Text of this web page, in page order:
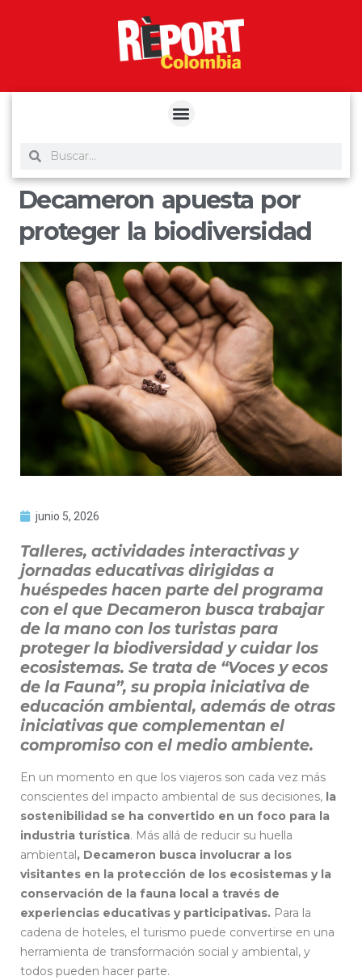
Decameron apuesta por
proteger la biodiversidad
junio 5, 2026
Talleres, actividades interactivas y
jornadas educativas dirigidas a
huéspedes hacen parte del programa
con el que Decameron busca trabajar
de la mano con los turistas para
proteger la biodiversidad y cuidar los
ecosistemas. Se trata de “Voces y ecos
de la Fauna”, su propia iniciativa de
educación ambiental, además de otras
iniciativas que complementan el
compromiso con el medio ambiente.
En un momento en que los viajeros son cada vez más
conscientes del impacto ambiental de sus decisiones, la
sostenibilidad se ha convertido en un foco para la
industria turística. Más allá de reducir su huella
ambiental, Decameron busca involucrar a los
visitantes en la protección de los ecosistemas y la
conservación de la fauna local a través de
experiencias educativas y participativas. Para la
cadena de hoteles, el turismo puede convertirse en una
herramienta de transformación social y ambiental, y
todos pueden hacer parte.